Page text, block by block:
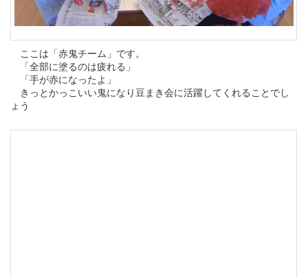
ここは「赤鬼チーム」です。
「全部に塗るのは疲れる」
「手が赤になったよ」
きっとかっこいい鬼になり豆まき会に活躍してくれることでし
ょう